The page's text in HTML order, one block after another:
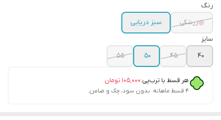
رنگ
زرشکی
سبز دریایی
سایز
۴۰
۴۵ ۵۰ ۵۵
هر قسط با ترب‌پی:۱۰۵٬۰۰۰ تومان
۴ قسط ماهانه. بدون سود، چک و ضامن.